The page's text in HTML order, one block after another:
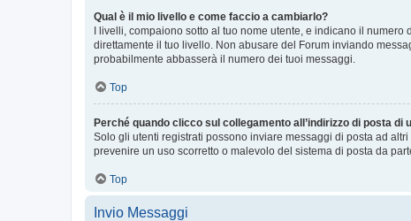
Qual è il mio livello e come faccio a cambiarlo?
I livelli, compaiono sotto al tuo nome utente, e indicano il
direttamente il tuo livello. Non abusare del Forum inviando
probabilmente abbasserà il numero dei tuoi messaggi.
Top
Perché quando clicco sul collegamento all’indirizzo di posta
Solo gli utenti registrati possono inviare messaggi di posta ad
prevenire un uso scorretto o malevolo del sistema di posta da
Top
Invio Messaggi